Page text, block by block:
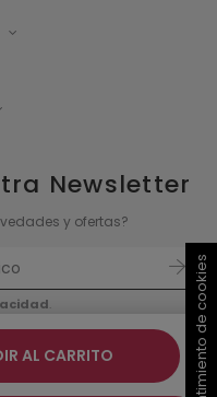
AL CARRITO
Newsletter
y ofertas?
. Consentimiento de cookies